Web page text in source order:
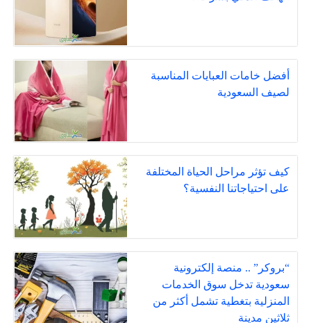
أفضل خامات العبايات المناسبة
لصيف السعودية
كيف تؤثر مراحل الحياة المختلفة
على احتياجاتنا النفسية؟
“بروكر” .. منصة إلكترونية
سعودية تدخل سوق الخدمات
المنزلية بتغطية تشمل أكثر من
ثلاثين مدينة